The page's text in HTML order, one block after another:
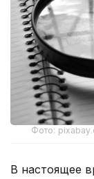
Фото:
В настоящее